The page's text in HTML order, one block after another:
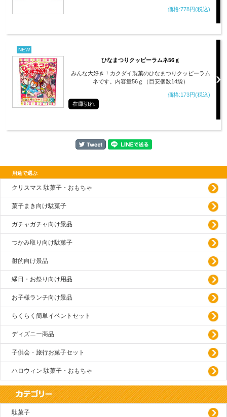
価格:778円(税込)
NEW
ひなまつりクッピーラムネ56ｇ
みんな大好き！カクダイ製菓のひなまつりクッピーラム
ネです。内容量56ｇ（目安個数14袋）
価格:173円(税込)
在庫切れ
用途で選ぶ
クリスマス 駄菓子・おもちゃ
菓子まき向け駄菓子
ガチャガチャ向け景品
つかみ取り向け駄菓子
射的向け景品
縁日・お祭り向け用品
お子様ランチ向け景品
らくらく簡単イベントセット
ディズニー商品
子供会・旅行お菓子セット
ハロウィン 駄菓子・おもちゃ
駄菓子